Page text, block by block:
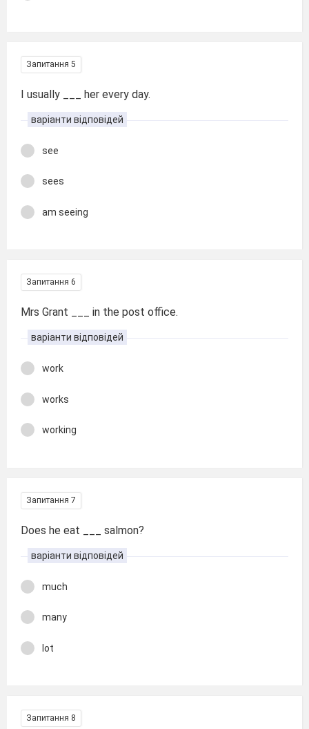
Запитання 5
I usually ___ her every day.
варіанти відповідей
see
sees
am seeing
Запитання 6
Mrs Grant ___ in the post office.
варіанти відповідей
work
works
working
Запитання 7
Does he eat ___ salmon?
варіанти відповідей
much
many
lot
Запитання 8